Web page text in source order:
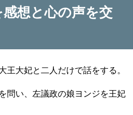
感想と心の声を交
王大妃と二人だけで話をする。
問い、左議政の娘ヨンジを王妃